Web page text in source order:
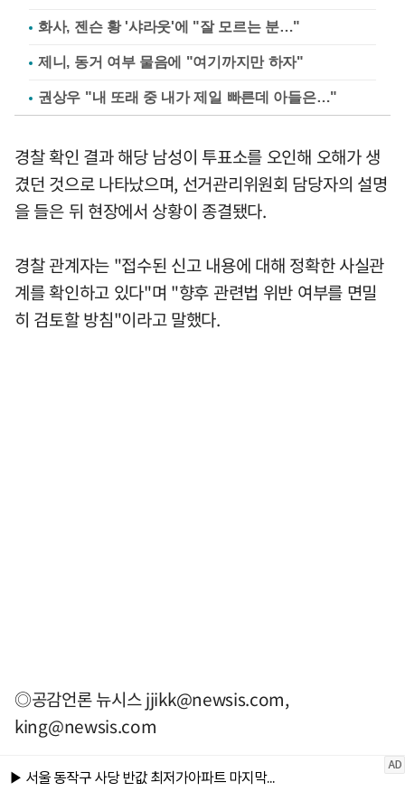
화사, 젠슨 황 '샤라웃'에 "잘 모르는 분…"
제니, 동거 여부 물음에 "여기까지만 하자"
권상우 "내 또래 중 내가 제일 빠른데 아들은…"
경찰 확인 결과 해당 남성이 투표소를 오인해 오해가 생
겼던 것으로 나타났으며, 선거관리위원회 담당자의 설명
을 들은 뒤 현장에서 상황이 종결됐다.
경찰 관계자는 "접수된 신고 내용에 대해 정확한 사실관
계를 확인하고 있다"며 "향후 관련법 위반 여부를 면밀
히 검토할 방침"이라고 말했다.
◎공감언론 뉴시스jjikk@newsis.com,
king@newsis.com